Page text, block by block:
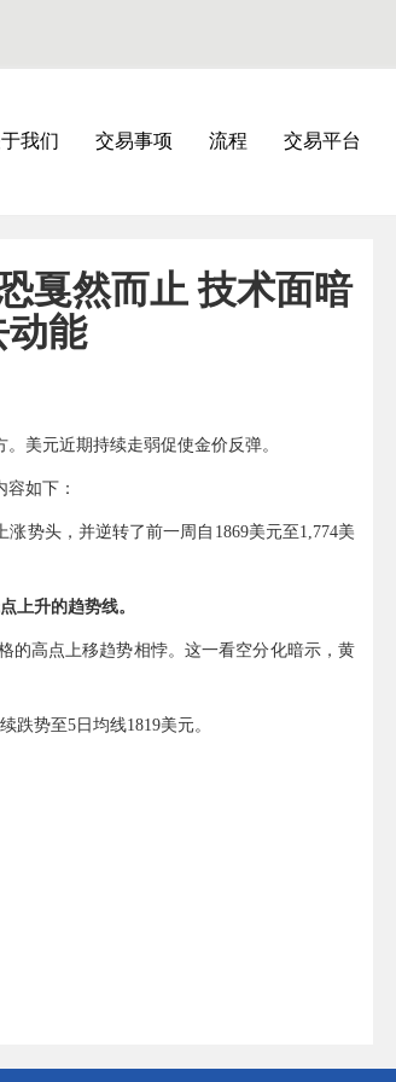
我们 交易事项 流程 交易平台
戛然而止 技术面暗
动能
美元近期持续走弱促使金价反弹。
如下：
势头，并逆转了前一周自1869美元至1,774美
上升的趋势线。
的高点上移趋势相悖。这一看空分化暗示，黄
跌势至5日均线1819美元。